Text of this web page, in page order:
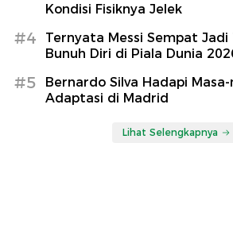
Kondisi Fisiknya Jelek
#4
Ternyata Messi Sempat
Bunuh Diri di Piala Dunia
#5
Bernardo Silva Hadapi
Adaptasi di Madrid
Lihat Selengkapnya